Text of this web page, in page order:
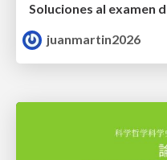
juanmartin2026